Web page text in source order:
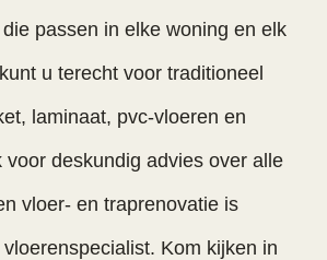
passen in elke woning en elk
u terecht voor traditioneel
laminaat, pvc-vloeren en
voor deskundig advies over alle
vloer- en traprenovatie is
Kom kijken in